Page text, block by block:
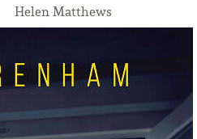
Helen Matthews